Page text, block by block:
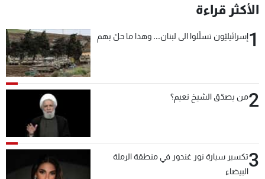
الأكثر قراءة
1إسرائيليّون تسلّلوا الى لبنان... وهذا ما حلّ بهم
2من يصدّق الشيخ نعيم؟
3تكسير سيارة نور غندور في منطقة الرملة
البيضاء